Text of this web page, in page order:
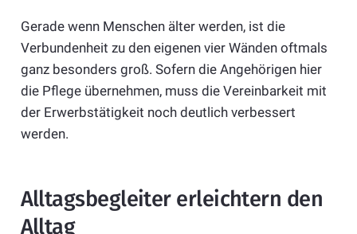
Gerade wenn Menschen älter werden, ist die
Verbundenheit zu den eigenen vier Wänden oftmals
ganz besonders groß. Sofern die Angehörigen hier
die Pflege übernehmen, muss die Vereinbarkeit mit
der Erwerbstätigkeit noch deutlich verbessert
werden.
Alltagsbegleiter erleichtern den
Alltag